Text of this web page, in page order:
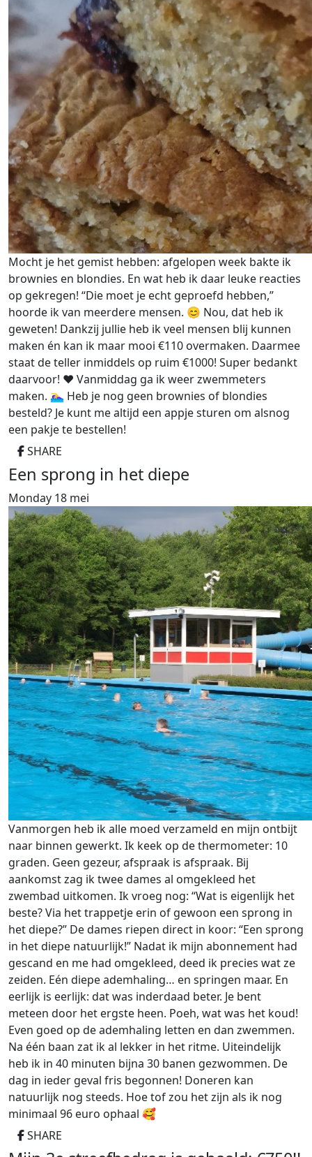
Mocht je het gemist hebben: afgelopen week bakte ik
brownies en blondies. En wat heb ik daar leuke reacties
op gekregen! “Die moet je echt geproefd hebben,”
hoorde ik van meerdere mensen. 😊 Nou, dat heb ik
geweten! Dankzij jullie heb ik veel mensen blij kunnen
maken én kan ik maar mooi €110 overmaken. Daarmee
staat de teller inmiddels op ruim €1000! Super bedankt
daarvoor! ❤️ Vanmiddag ga ik weer zwemmeters
maken. 🏊‍♀️ Heb je nog geen brownies of blondies
besteld? Je kunt me altijd een appje sturen om alsnog
een pakje te bestellen!
SHARE
Een sprong in het diepe
Monday 18 mei
Vanmorgen heb ik alle moed verzameld en mijn ontbijt
naar binnen gewerkt. Ik keek op de thermometer: 10
graden. Geen gezeur, afspraak is afspraak. Bij
aankomst zag ik twee dames al omgekleed het
zwembad uitkomen. Ik vroeg nog: “Wat is eigenlijk het
beste? Via het trappetje erin of gewoon een sprong in
het diepe?” De dames riepen direct in koor: “Een sprong
in het diepe natuurlijk!” Nadat ik mijn abonnement had
gescand en me had omgekleed, deed ik precies wat ze
zeiden. Eén diepe ademhaling… en springen maar. En
eerlijk is eerlijk: dat was inderdaad beter. Je bent
meteen door het ergste heen. Poeh, wat was het koud!
Even goed op de ademhaling letten en dan zwemmen.
Na één baan zat ik al lekker in het ritme. Uiteindelijk
heb ik in 40 minuten bijna 30 banen gezwommen. De
dag in ieder geval fris begonnen! Doneren kan
natuurlijk nog steeds. Hoe tof zou het zijn als ik nog
minimaal 96 euro ophaal 🥰
SHARE